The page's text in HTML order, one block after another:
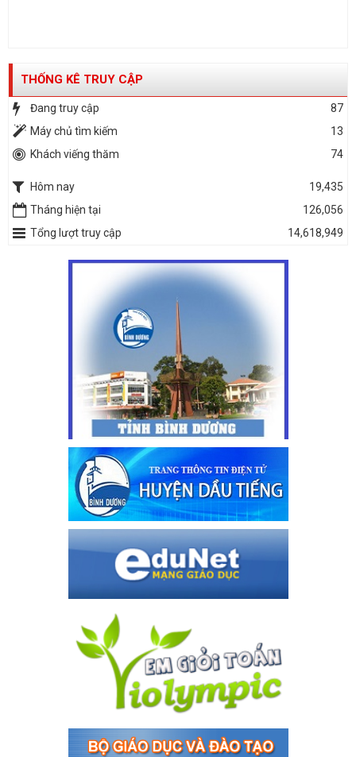
THỐNG KÊ TRUY CẬP
Đang truy cập
87
Máy chủ tìm kiếm
13
Khách viếng thăm
74
Hôm nay
19,435
Tháng hiện tại
126,056
Tổng lượt truy cập
14,618,949